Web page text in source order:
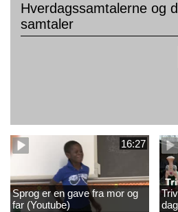
Hverdagssamtalerne og
samtaler
16:27
Sprog er en gave fra mor og
far (Youtube)